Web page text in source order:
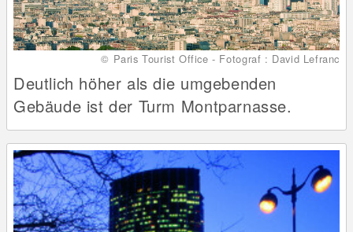
© Paris Tourist Office - Fotograf : David Lefranc
Deutlich höher als die umgebenden
Gebäude ist der Turm Montparnasse.